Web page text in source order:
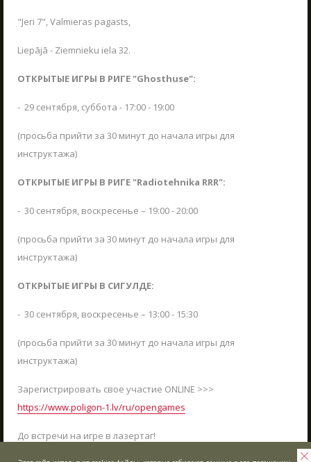
"Jeri 7", Valmieras pagasts,
Liepājā - Ziemnieku iela 32.
ОТКРЫТЫЕ ИГРЫ В РИГЕ "Ghosthuse":
- 29 сентября, суббота - 17:00 - 19:00
(просьба прийти за 30 минут до начала игры для
инструктажа)
ОТКРЫТЫЕ ИГРЫ В РИГЕ "Radiotehnika RRR":
- 30 сентября, воскресенье – 19:00 - 20:00
(просьба прийти за 30 минут до начала игры для
инструктажа)
ОТКРЫТЫЕ ИГРЫ В СИГУЛДЕ:
- 30 сентября, воскресенье – 13:00 - 15:30
(просьба прийти за 30 минут до начала игры для
инструктажа)
Зарегистрировать свое участие ONLINE >>>
https://www.poligon-1.lv/ru/opengames
До встречи на игре в лазертаг!
МЫ РАБОТАЕМ!
возможностью посетить Полигон №1 -
Узнавай, чем живёт